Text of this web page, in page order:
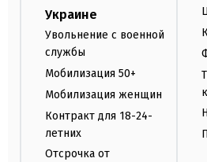
Украине
Увольнение с военной
службы
Мобилизация 50+
Мобилизация женщин
Контракт для 18-24-
летних
Отсрочка от